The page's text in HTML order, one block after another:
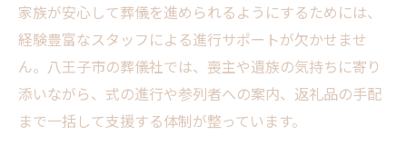
家族が安心して葬儀を進められるようにするためには、
経験豊富なスタッフによる進行サポートが欠かせませ
ん。八王子市の葬儀社では、喪主や遺族の気持ちに寄り
添いながら、式の進行や参列者への案内、返礼品の手配
まで一括して支援する体制が整っています。